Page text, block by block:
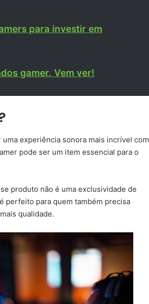
para investir em
gamer. Vem ver!
experiência sonora mais incrível com
pode ser um item essencial para o
produto não é uma exclusividade de
perfeito para quem também precisa
qualidade.